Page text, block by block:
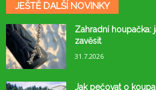
JEŠTĚ DALŠÍ NOVINKY
Zahradní houpačka:
zavěsit
31.7.2026
Jak pečovat o